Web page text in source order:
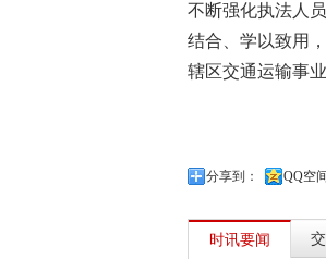
不断强化执法人
结合、学以致用
辖区交通运输事
分享到： QQ空间
时讯要闻